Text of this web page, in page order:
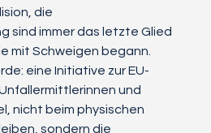
die
sind immer das letzte Glied
mit Schweigen begann.
eine Initiative zur EU-
und
nicht beim physischen
sondern die